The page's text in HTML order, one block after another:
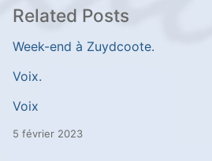
Related Posts
Week-end à Zuydcoote.
Voix.
Voix
5 février 2023